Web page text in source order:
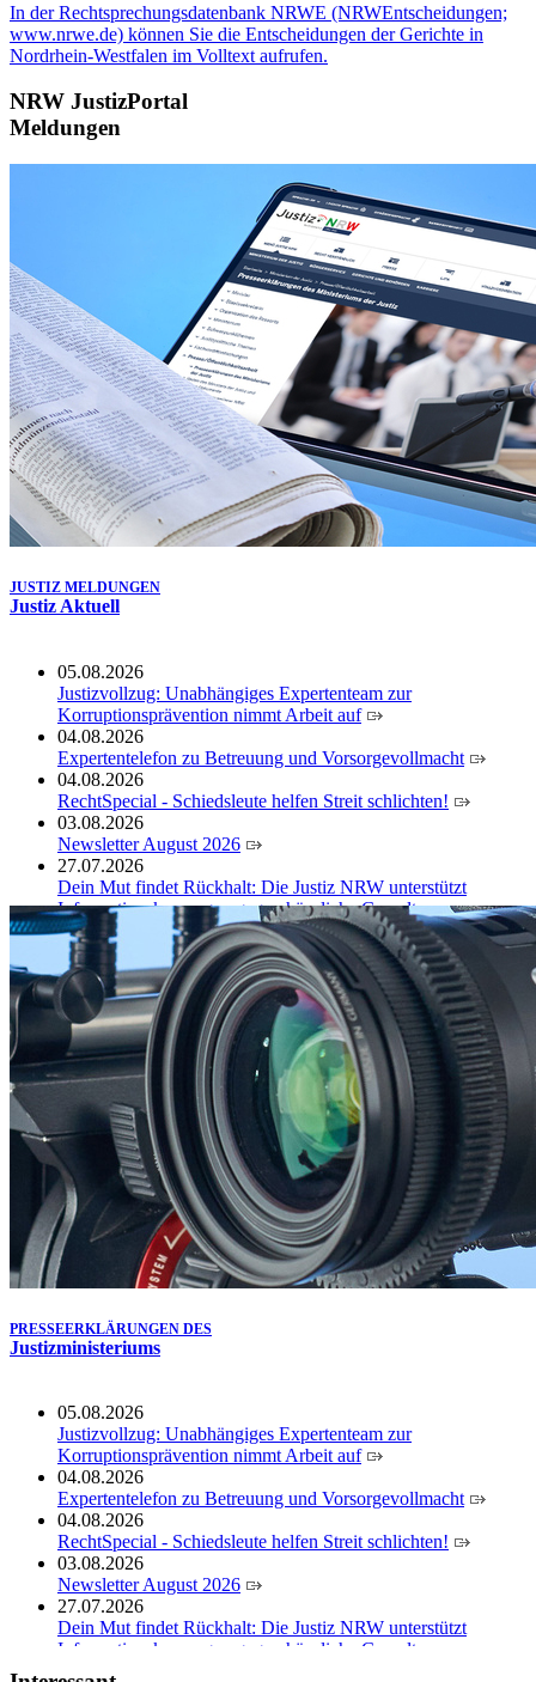
In der Rechtsprechungsdatenbank NRWE (NRWEntscheidungen;
www.nrwe.de) können Sie die Entscheidungen der Gerichte in
Nordrhein-Westfalen im Volltext aufrufen.
NRW JustizPortal
Meldungen
JUSTIZ MELDUNGEN
Justiz Aktuell
05.08.2026
Justizvollzug: Unabhängiges Expertenteam zur
Korruptionsprävention nimmt Arbeit auf
04.08.2026
Expertentelefon zu Betreuung und Vorsorgevollmacht
04.08.2026
RechtSpecial - Schiedsleute helfen Streit schlichten!
03.08.2026
Newsletter August 2026
27.07.2026
Dein Mut findet Rückhalt: Die Justiz NRW unterstützt
Informationskampagne gegen häusliche Gewalt
10.07.2026
Anerkennung für innovative Suizidpräventionsarbeit: JVA
Köln ausgezeichnet
14.07.2026
Justiz der Zukunft gemeinsam gestalten: Minister Limbach
zieht positive Bilanz des Projekts Zukunftswerkstatt Justiz
Nordrhein-Westfalen
01.07.2026
Newsletter Juli 2026
30.06.2026
288 Anwärterinnen und Anwärter des Jahrgangs 2024/2026
der Justizvollzugsschule NRW geehrt
30.06.2026
RechtSpecial - Schiedsleute helfen Streit schlichten!
PRESSEERKLÄRUNGEN DES
Justizministeriums
05.08.2026
Justizvollzug: Unabhängiges Expertenteam zur
Korruptionsprävention nimmt Arbeit auf
04.08.2026
Expertentelefon zu Betreuung und Vorsorgevollmacht
04.08.2026
RechtSpecial - Schiedsleute helfen Streit schlichten!
03.08.2026
Newsletter August 2026
27.07.2026
Dein Mut findet Rückhalt: Die Justiz NRW unterstützt
Informationskampagne gegen häusliche Gewalt